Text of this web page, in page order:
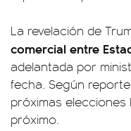
La revelación de
comercial entre
adelantada por
fecha. Según
próximas
próximo.